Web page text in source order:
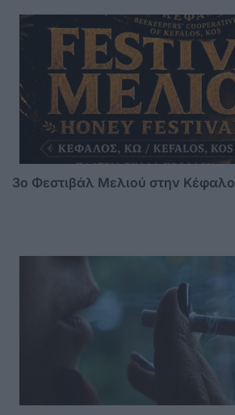
3o Φεστιβάλ Μελιού στην Κέφαλο